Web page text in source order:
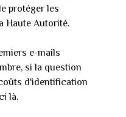
protéger les
Haute Autorité.
e-mails
si la question
d'identification
là.